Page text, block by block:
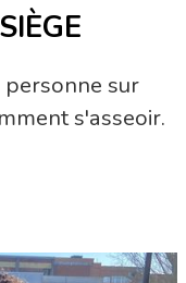
personne sur
s'asseoir.